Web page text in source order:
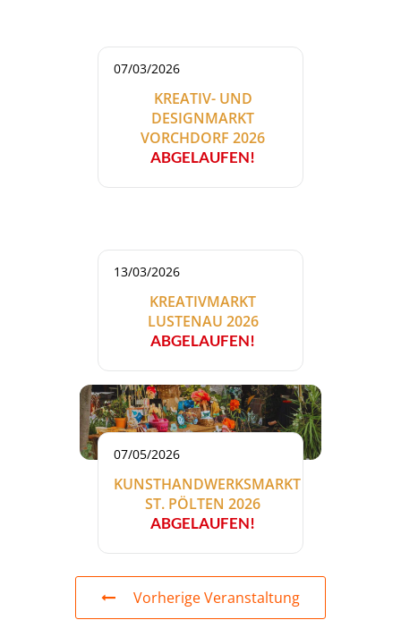
07/03/2026
KREATIV- UND
DESIGNMARKT
VORCHDORF 2026
ABGELAUFEN!
13/03/2026
KREATIVMARKT
LUSTENAU 2026
ABGELAUFEN!
07/05/2026
KUNSTHANDWERKSMARKT
ST. PÖLTEN 2026
ABGELAUFEN!
Vorherige Veranstaltung